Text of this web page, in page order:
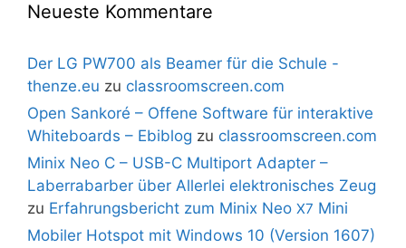
Neueste Kommentare
Der LG PW700 als Beamer für die Schule -
thenze.eu zu classroomscreen.com
Open Sankoré – Offene Software für interaktive
Whiteboards – Ebiblog zu classroomscreen.com
Minix Neo C – USB-C Multiport Adapter –
Laberrabarber über Allerlei elektronisches Zeug
zu Erfahrungsbericht zum Minix Neo X7 Mini
Mobiler Hotspot mit Windows 10 (Version 1607)